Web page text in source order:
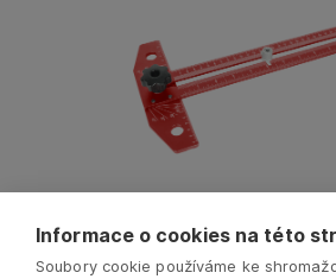
Informace o cookies na této
Soubory cookie používáme ke